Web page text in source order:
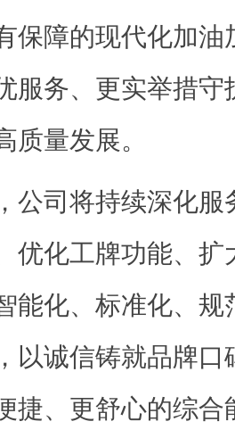
保障的现代化加油
服务、更实举措
质量发展。
司将持续深化服
优化工牌功能、扩
能化、标准化、
以诚信铸就品牌口
捷、更舒心的综合